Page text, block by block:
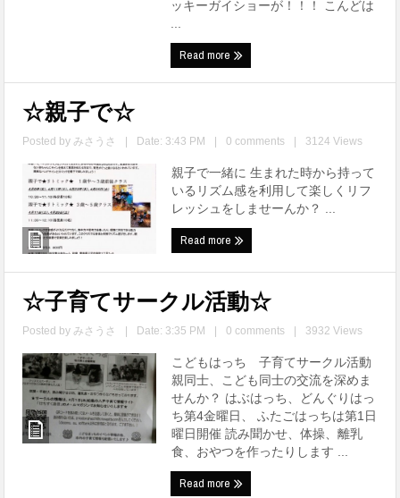
ッキーガイショーが！！！ こんどは
...
Read more
☆親子で☆
Posted by みさうさ Date: 3:43 PM 0 comments 3124 Views
親子で一緒に 生まれた時から持って
いるリズム感を利用して楽しくリフ
レッシュをしませーんか？ ...
Read more
☆子育てサークル活動☆
Posted by みさうさ Date: 3:35 PM 0 comments 3932 Views
こどもはっち 子育てサークル活動
親同士、こども同士の交流を深めま
せんか？ はぶはっち、どんぐりはっ
ち第4金曜日、 ふたごはっちは第1日
曜日開催 読み聞かせ、体操、離乳
食、おやつを作ったりします ...
Read more